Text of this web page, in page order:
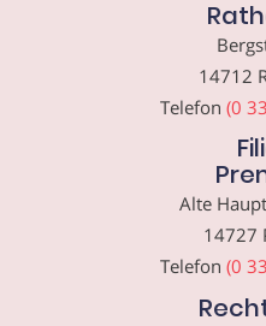
14712
Telefon (0
Alte
14727
Telefon (0